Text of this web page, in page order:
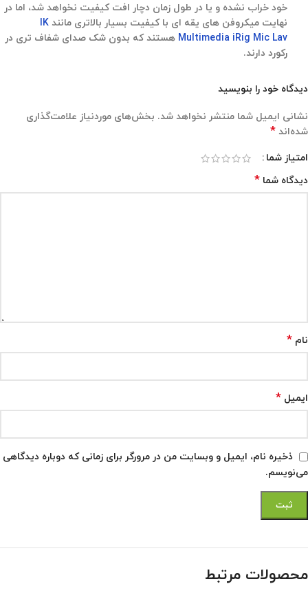
خود خراب نشده و یا در طول زمان دچار افت کیفیت نخواهد شد، اما در
نهایت میکروفن های یقه ای با کیفیت بسیار بالاتری مانند IK
Multimedia iRig Mic Lav هستند که بدون شک صدای شفاف تری در
رکورد دارند.
دیدگاه خود را بنویسید
نشانی ایمیل شما منتشر نخواهد شد. بخش‌های موردنیاز علامت‌گذاری
شده‌اند *
امتیاز شما
دیدگاه شما *
نام *
ایمیل *
ذخیره نام، ایمیل و وبسایت من در مرورگر برای زمانی که دوباره دیدگاهی
می‌نویسم.
محصولات مرتبط